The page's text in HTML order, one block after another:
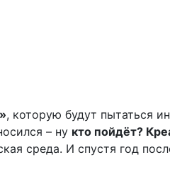
, которую будут пытаться
– ну кто пойдёт?
среда. И спустя год